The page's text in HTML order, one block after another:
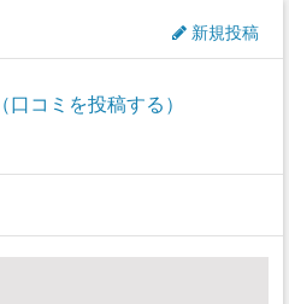
0 0
新規投稿
（口コミを投稿する）